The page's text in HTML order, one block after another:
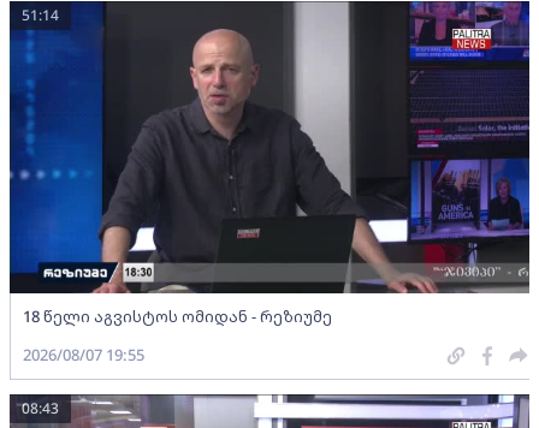
18 წელი აგვისტოს ომიდან - რეზიუმე
51:14
2026/08/07 19:55
08:43